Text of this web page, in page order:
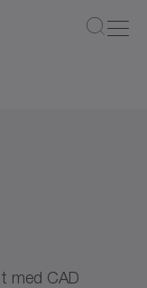
med CAD